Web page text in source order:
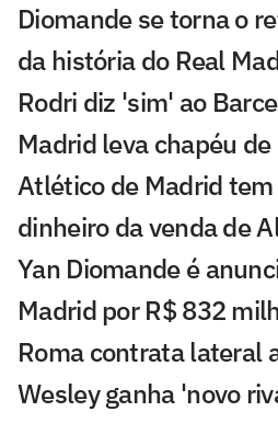
Diomande se torna o
da história do Real
Rodri diz 'sim' ao
Madrid leva chapéu
Atlético de Madrid
dinheiro da venda de
Yan Diomande é
Madrid por R$ 832
Roma contrata lateral
Wesley ganha 'novo